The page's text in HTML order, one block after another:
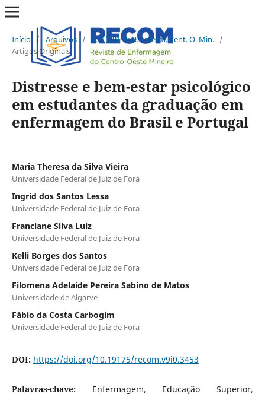
Início / Arquivos / v. 9 (2019): R. Enferm. Cent. O. Min. /
Artigos Originais
Distresse e bem-estar psicológico
em estudantes da graduação em
enfermagem do Brasil e Portugal
Maria Theresa da Silva Vieira
Universidade Federal de Juiz de Fora
Ingrid dos Santos Lessa
Universidade Federal de Juiz de Fora
Franciane Silva Luiz
Universidade Federal de Juiz de Fora
Kelli Borges dos Santos
Universidade Federal de Juiz de Fora
Filomena Adelaide Pereira Sabino de Matos
Universidade de Algarve
Fábio da Costa Carbogim
Universidade Federal de Juiz de Fora
DOI: https://doi.org/10.19175/recom.v9i0.3453
Palavras-chave: Enfermagem, Educação Superior,